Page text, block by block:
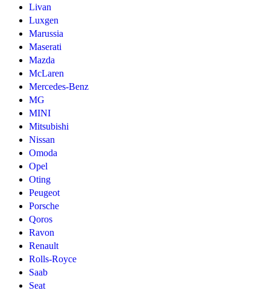
Livan
Luxgen
Marussia
Maserati
Mazda
McLaren
Mercedes-Benz
MG
MINI
Mitsubishi
Nissan
Omoda
Opel
Oting
Peugeot
Porsche
Qoros
Ravon
Renault
Rolls-Royce
Saab
Seat